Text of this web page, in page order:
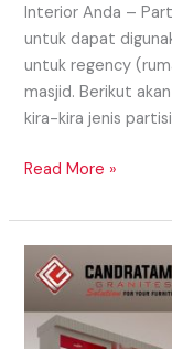
Interior Anda –
untuk dapat
untuk regency
masjid. Berikut
kira-kira jenis
Read More »
Model
Partisi
Daerah
Pariaman